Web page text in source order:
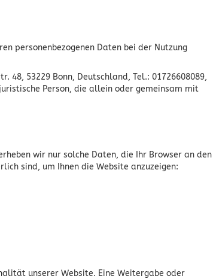
personenbezogenen Daten bei der Nutzung
53229 Bonn, Deutschland, Tel.: 01726608089,
Person, die allein oder gemeinsam mit
wir nur solche Daten, die Ihr Browser an den
sind, um Ihnen die Website anzuzeigen:
unserer Website. Eine Weitergabe oder